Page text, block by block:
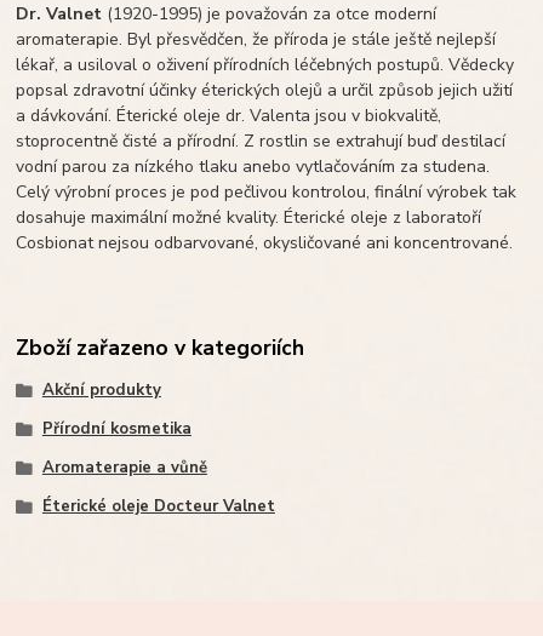
Dr. Valnet (1920-1995) je považován za otce moderní
aromaterapie. Byl přesvědčen, že příroda je stále ještě nejlepší
lékař, a usiloval o oživení přírodních léčebných postupů. Vědecky
popsal zdravotní účinky éterických olejů a určil způsob jejich užití
a dávkování. Éterické oleje dr. Valenta jsou v biokvalitě,
stoprocentně čisté a přírodní. Z rostlin se extrahují buď destilací
vodní parou za nízkého tlaku anebo vytlačováním za studena.
Celý výrobní proces je pod pečlivou kontrolou, finální výrobek tak
dosahuje maximální možné kvality. Éterické oleje z laboratoří
Cosbionat nejsou odbarvované, okysličované ani koncentrované.
Zboží zařazeno v kategoriích
Akční produkty
Přírodní kosmetika
Aromaterapie a vůně
Éterické oleje Docteur Valnet